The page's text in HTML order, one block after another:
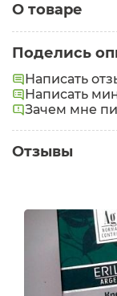
О товаре
Поделись
Написать
Написать
Зачем мне
Отзывы